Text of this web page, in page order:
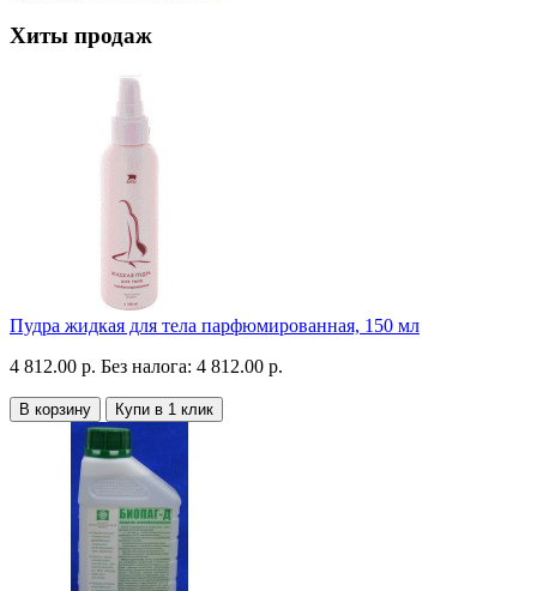
Хиты продаж
Пудра жидкая для тела парфюмированная, 150 мл
4 812.00 р. Без налога: 4 812.00 р.
В корзину Купи в 1 клик